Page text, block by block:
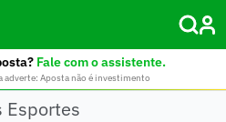
Fale com o assistente.
adverte: Aposta não é investimento
Esportes